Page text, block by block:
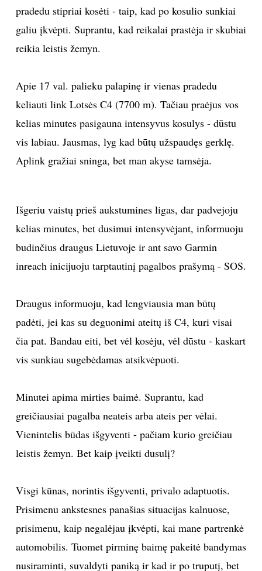
pradedu stipriai kosėti - taip, kad po kosulio sunkiai
galiu įkvėpti. Suprantu, kad reikalai prastėja ir skubiai
reikia leistis žemyn.
Apie 17 val. palieku palapinę ir vienas pradedu
keliauti link Lotsės C4 (7700 m). Tačiau praėjus vos
kelias minutes pasigauna intensyvus kosulys - dūstu
vis labiau. Jausmas, lyg kad būtų užspaudęs gerklę.
Aplink gražiai sninga, bet man akyse tamsėja.
Išgeriu vaistų prieš aukstumines ligas, dar padvejoju
kelias minutes, bet dusimui intensyvėjant, informuoju
budinčius draugus Lietuvoje ir ant savo Garmin
inreach inicijuoju tarptautinį pagalbos prašymą - SOS.
Draugus informuoju, kad lengviausia man būtų
padėti, jei kas su deguonimi ateitų iš C4, kuri visai
čia pat. Bandau eiti, bet vėl kosėju, vėl dūstu - kaskart
vis sunkiau sugebėdamas atsikvėpuoti.
Minutei apima mirties baimė. Suprantu, kad
greičiausiai pagalba neateis arba ateis per vėlai.
Vienintelis būdas išgyventi - pačiam kurio greičiau
leistis žemyn. Bet kaip įveikti dusulį?
Visgi kūnas, norintis išgyventi, privalo adaptuotis.
Prisimenu ankstesnes panašias situacijas kalnuose,
prisimenu, kaip negalėjau įkvėpti, kai mane partrenkė
automobilis. Tuomet pirminę baimę pakeitė bandymas
nusiraminti, suvaldyti paniką ir kad ir po truputį, bet